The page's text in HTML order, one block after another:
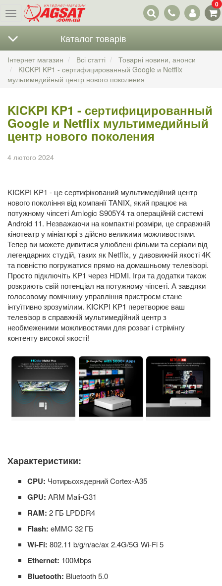
Меню
Наші
контакти
0
Каталог товарів
Інтернет магазин Всі статті
Товарні новини, анонси
KICKPI KP1 - сертифицированный Google и Netflix
мультимедийный центр нового поколения
KICKPI KP1 - сертифицированный
Google и Netflix мультимедийный
центр нового поколения
4 лютого 2024
KICKPI KP1 - це сертифікований мультимедійний центр
нового покоління від компанії TANIX, який працює на
потужному чіпсеті Amlogic S905Y4 та операційній системі
Android 11. Незважаючи на компактні розміри, це справжній
кінотеатр у мініатюрі з дійсно великими можливостями.
Тепер ви можете дивитися улюблені фільми та серіали від
легендарних студій, таких як Netflix, у дивовижній якості 4K
та повністю погружатися прямо на домашньому телевізорі.
Просто підключіть KP1 через HDMI. Ігри та додатки також
розкриють свій потенціал на потужному чіпсеті. А завдяки
голосовому помічнику управління пристроєм стане
інтуїтивно зрозумілим. KICKPI KP1 перетворює ваш
телевізор в справжній мультимедійний центр з
необмеженими можливостями для розваг і стрімінгу
контенту високої якості!
Характеристики:
CPU: Чотирьохядерний Cortex-A35
GPU: ARM Mali-G31
RAM: 2 ГБ LPDDR4
Flash: eMMC 32 ГБ
Wi-Fi: 802.11 b/g/n/ac/ax 2.4G/5G Wi-Fi 5
Ethernet: 100Mbps
Bluetooth: Bluetooth 5.0